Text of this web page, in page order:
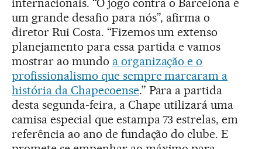
internacionais. “O jogo contra o Barcelona é
um grande desafio para nós”, afirma o
diretor Rui Costa. “Fizemos um extenso
planejamento para essa partida e vamos
mostrar ao mundo a organização e o
profissionalismo que sempre marcaram a
história da Chapecoense.” Para a partida
desta segunda-feira, a Chape utilizará uma
camisa especial que estampa 73 estrelas, em
referência ao ano de fundação do clube. E